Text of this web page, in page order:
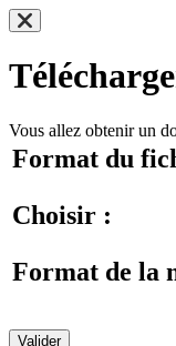
Vous allez obtenir un
Format du
Choisir :
Format de la